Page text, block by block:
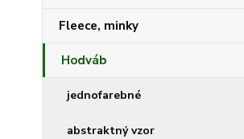
Fleece, minky
Hodváb
jednofarebné
abstraktný vzor